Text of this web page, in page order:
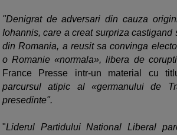
"Denigrat de adversari din cauza
Iohannis, care a creat surpriza castigand
din Romania, a reusit sa convinga
o Romanie «normala», libera de
France Presse intr-un material cu
parcursul atipic al «germanului de
presedinte".
"Liderul Partidului National Liberal